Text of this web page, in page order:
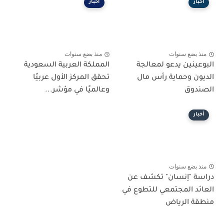
أخبار
منذ بضع سنوات
البوعينين يدعو لمعالجة
الديون وحماية رأس مال
الصندوق
أخبار
منذ بضع سنوات
المملكة العربية السعودية
تحقق المركز الأول عربيًا
وعالميًا في مؤشر...
أخبار
منذ بضع سنوات
دراسة "إنسان" تكشف عن
العائد المجتمعي للتطوع في
منطقة الرياض